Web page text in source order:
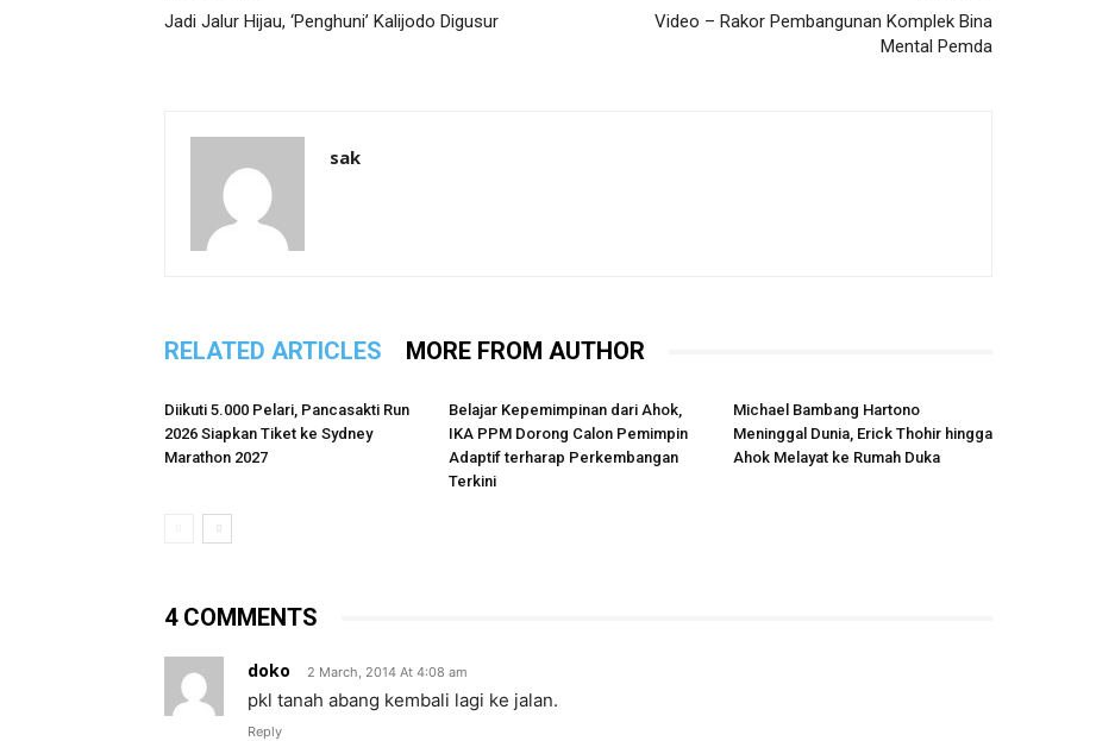
Jadi Jalur Hijau, ‘Penghuni’ Kalijodo Digusur
Video – Rakor Pembangunan Komplek Bina
Mental Pemda
sak
RELATED ARTICLES MORE FROM AUTHOR
Diikuti 5.000 Pelari, Pancasakti Run
2026 Siapkan Tiket ke Sydney
Marathon 2027
Belajar Kepemimpinan dari Ahok,
IKA PPM Dorong Calon Pemimpin
Adaptif terharap Perkembangan
Terkini
Michael Bambang Hartono
Meninggal Dunia, Erick Thohir hingga
Ahok Melayat ke Rumah Duka
4 COMMENTS
doko 2 March, 2014 At 4:08 am
pkl tanah abang kembali lagi ke jalan.
Reply